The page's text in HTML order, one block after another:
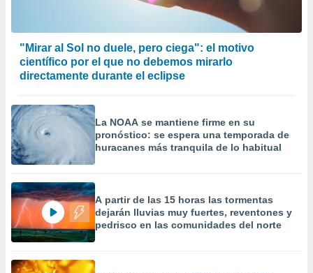
"Mirar al Sol no duele, pero ciega": el motivo
científico por el que no debemos mirarlo
directamente durante el eclipse
La NOAA se mantiene firme en su
pronóstico: se espera una temporada de
huracanes más tranquila de lo habitual
A partir de las 15 horas las tormentas
dejarán lluvias muy fuertes, reventones y
pedrisco en las comunidades del norte